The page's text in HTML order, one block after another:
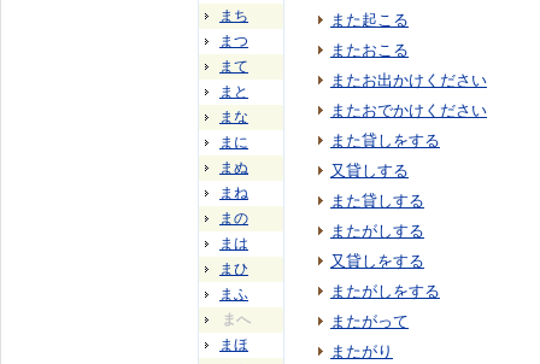
まち
まつ
まて
まと
まな
まに
まぬ
まね
まの
まは
まひ
まふ
まへ
まほ
また起こる
またおこる
またお出かけください
またおでかけください
また貸しをする
又貸しする
また貸しする
またがしする
又貸しをする
またがしをする
またがって
またがり